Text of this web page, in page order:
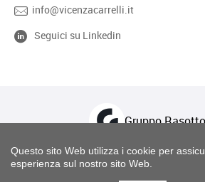
Questo sito Web utilizza i cookie per
esperienza sul nostro sito Web.
info@vicenzacarrelli.it
Seguici su Linkedin
Gruppo